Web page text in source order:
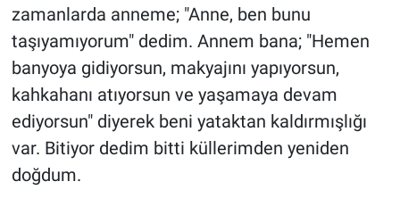
zamanlarda anneme; "Anne, ben bunu
taşıyamıyorum" dedim. Annem bana; "Hemen
banyoya gidiyorsun, makyajını yapıyorsun,
kahkahanı atıyorsun ve yaşamaya devam
ediyorsun" diyerek beni yataktan kaldırmışlığı
var. Bitiyor dedim bitti küllerimden yeniden
doğdum.
Nedir
Popüler
Programlar
Sağlık